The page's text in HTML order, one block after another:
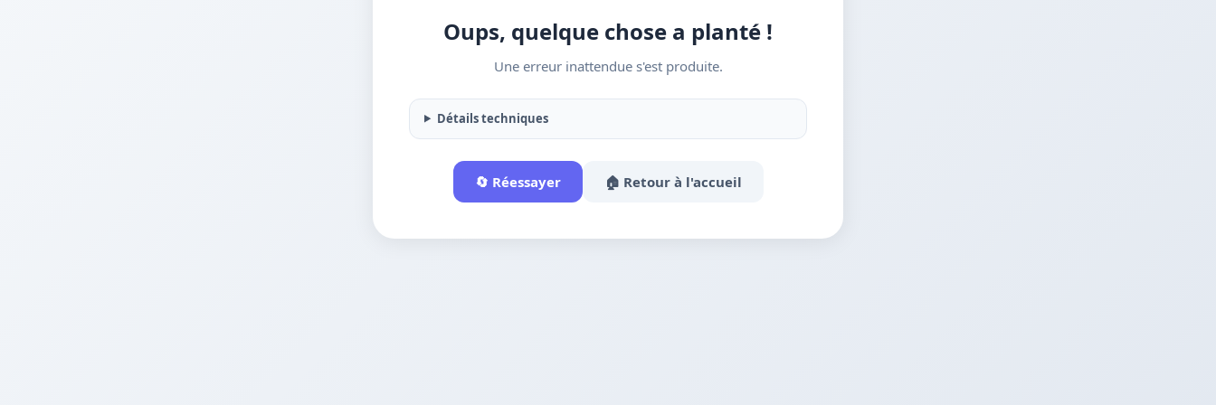
Oups, quelque chose a planté !
Une erreur inattendue s'est produite.
Détails techniques
🔄 Réessayer 🏠 Retour à l'accueil